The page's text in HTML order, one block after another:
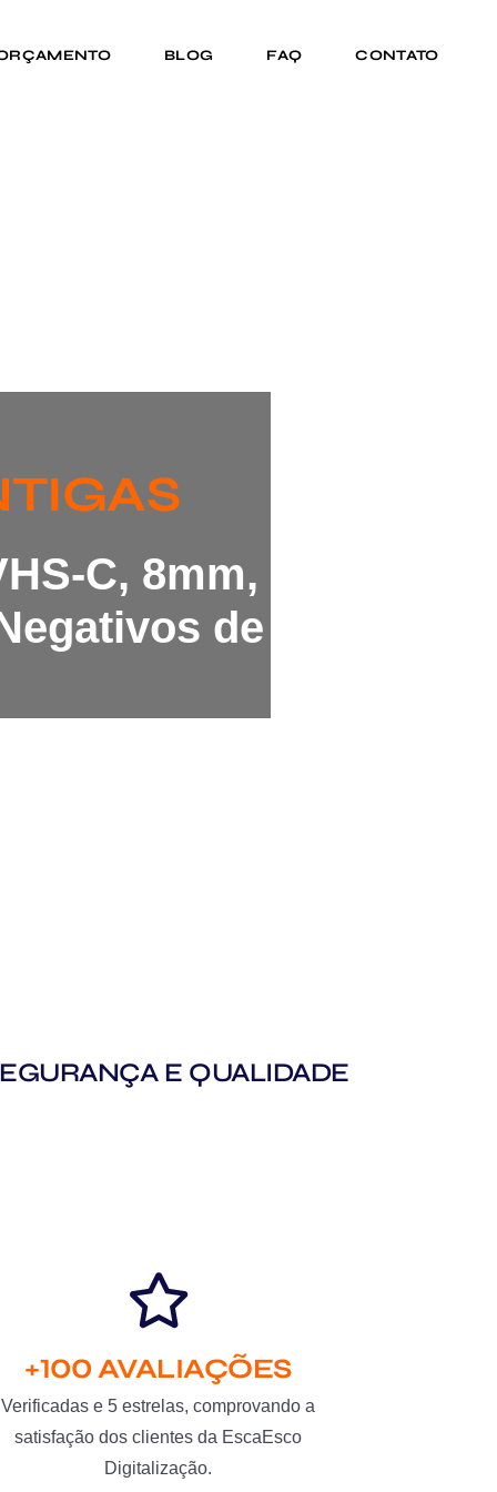
BLOG FAQ CONTATO
C, 8mm,
de
E QUALIDADE
+100 AVALIAÇÕES
Verificadas e 5 estrelas, comprovando a
satisfação dos clientes da EscaEsco
Digitalização.